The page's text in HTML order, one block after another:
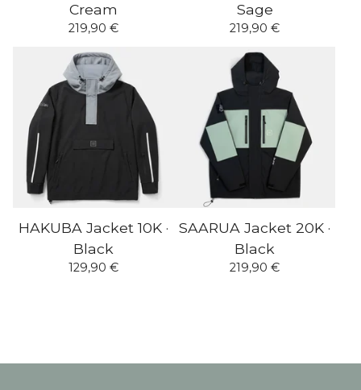
Cream
219,90 €
Sage
219,90 €
HAKUBA Jacket 10K ·
Black
129,90 €
SAARUA Jacket 20K ·
Black
219,90 €